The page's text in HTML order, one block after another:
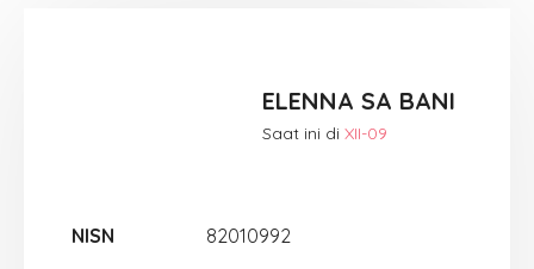
ELENNA SA BANI
Saat ini di XII-09
NISN 82010992